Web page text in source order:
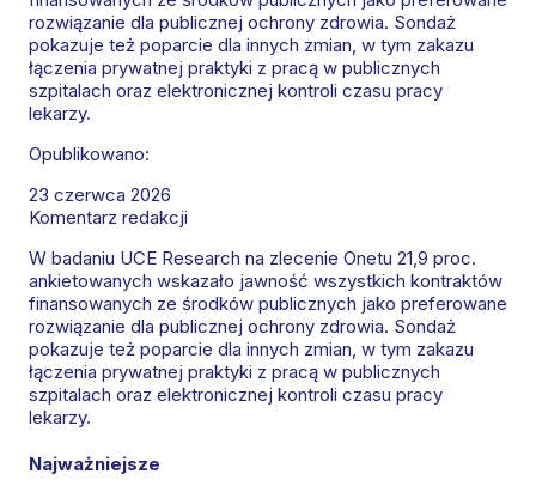
rozwiązanie dla publicznej ochrony zdrowia. Sondaż
pokazuje też poparcie dla innych zmian, w tym zakazu
łączenia prywatnej praktyki z pracą w publicznych
szpitalach oraz elektronicznej kontroli czasu pracy
lekarzy.
Opublikowano:
23 czerwca 2026
Komentarz redakcji
W badaniu UCE Research na zlecenie Onetu 21,9 proc.
ankietowanych wskazało jawność wszystkich kontraktów
finansowanych ze środków publicznych jako preferowane
rozwiązanie dla publicznej ochrony zdrowia. Sondaż
pokazuje też poparcie dla innych zmian, w tym zakazu
łączenia prywatnej praktyki z pracą w publicznych
szpitalach oraz elektronicznej kontroli czasu pracy
lekarzy.
Najważniejsze